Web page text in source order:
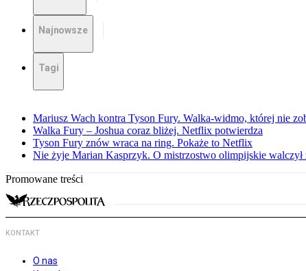
Najnowsze
Tagi
Mariusz Wach kontra Tyson Fury. Walka-widmo, której nie
Walka Fury – Joshua coraz bliżej. Netflix potwierdza
Tyson Fury znów wraca na ring. Pokaże to Netflix
Nie żyje Marian Kasprzyk. O mistrzostwo olimpijskie walczył
Promowane treści
KONTAKT
O nas